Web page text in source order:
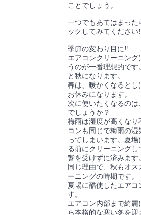
ことでしょう。
一つでもあてはまっ
ックしてみてください
季節の変わり目に!!
エアコンクリーニン
うのが一番理想的で
と秋になります。
春は、暖かくなるとし
お休みになります。
次に使いたくなるの
でしょうか？
梅雨は湿度が高くな
コンも同じで梅雨の
ってしまいます。夏
る前にクリーニング
響を受けずに済みます
同じ理由で、秋もオ
ーニングの時期です。
夏場に酷使したエア
す。
エアコン内部まで綺
ら本格的な寒い冬を